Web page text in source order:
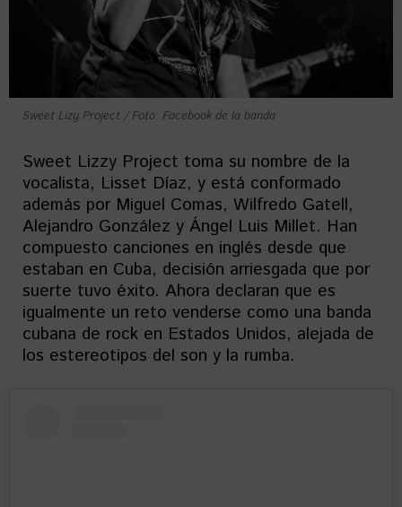
Sweet Lizy Project / Foto: Facebook de la banda
Sweet Lizzy Project toma su nombre de la
vocalista, Lisset Díaz, y está conformado
además por Miguel Comas, Wilfredo Gatell,
Alejandro González y Ángel Luis Millet. Han
compuesto canciones en inglés desde que
estaban en Cuba, decisión arriesgada que por
suerte tuvo éxito. Ahora declaran que es
igualmente un reto venderse como una banda
cubana de rock en Estados Unidos, alejada de
los estereotipos del son y la rumba.